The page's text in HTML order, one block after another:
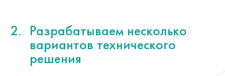
Разрабатываем несколько
вариантов технического
решения